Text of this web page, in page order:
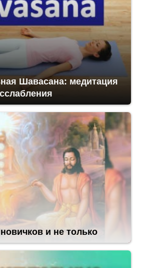
Шавасана: медитация
и не только